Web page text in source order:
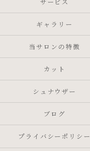
ギャラリー
当サロンの特徴
カット
シュナウザー
ブログ
プライバシーポリシー